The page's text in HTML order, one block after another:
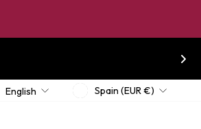
LANGUAGE
English CURRENCY
Spain (EUR €)